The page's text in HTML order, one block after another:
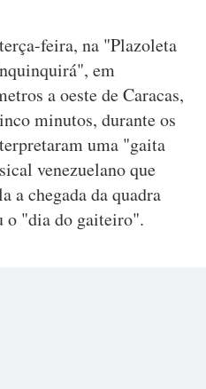
feira, na "Plazoleta
em
a oeste de Caracas,
minutos, durante os
uma "gaita
venezuelano que
a chegada da quadra
o "dia do gaiteiro".